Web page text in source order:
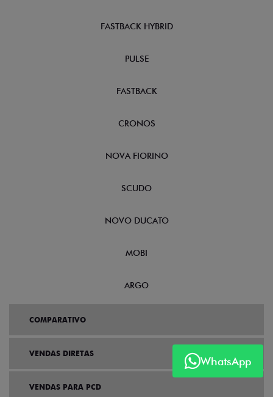
WhatsApp
FASTBACK HYBRID
PULSE
FASTBACK
CRONOS
NOVA FIORINO
SCUDO
NOVO DUCATO
MOBI
ARGO
COMPARATIVO
VENDAS DIRETAS
VENDAS PARA PCD